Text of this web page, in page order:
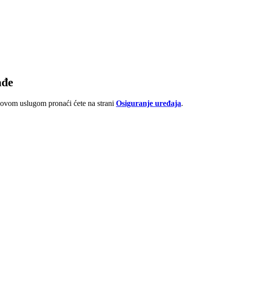
uslugom pronaći ćete na strani Osiguranje uređaja.